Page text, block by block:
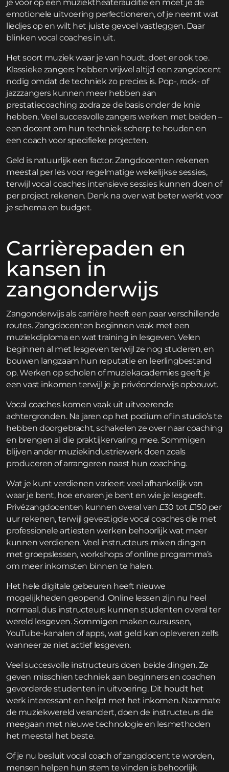
je voor op een muziektheaterauditie en moet je de
emotionele uitvoering perfectioneren, of je neemt wat
liedjes op en wilt het juiste gevoel vastleggen. Daar
blinken vocal coaches in uit.
Het soort muziek waar je van houdt, doet er ook toe.
Klassieke zangers hebben vrijwel altijd een zangdocent
nodig omdat de techniek zo precies is. Pop-, rock- of
jazzzangers kunnen meer hebben aan
prestatiecoaching zodra ze de basis onder de knie
hebben. Veel succesvolle zangers werken met beiden –
een docent om hun techniek scherp te houden en
een coach voor specifieke projecten.
Geld is natuurlijk een factor. Zangdocenten rekenen
meestal per les voor regelmatige wekelijkse sessies,
terwijl vocal coaches intensieve sessies kunnen doen of
per project rekenen. Denk na over wat beter werkt voor
je schema en budget.
Carrièrepaden en
kansen in
zangonderwijs
Zangonderwijs als carrière heeft een paar verschillende
routes. Zangdocenten beginnen vaak met een
muziekdiploma en wat training in lesgeven. Velen
beginnen al met lesgeven terwijl ze nog studeren, en
bouwen langzaam hun reputatie en leerlingbestand
op. Werken op scholen of muziekacademies geeft je
een vast inkomen terwijl je je privéonderwijs opbouwt.
Vocal coaches komen vaak uit uitvoerende
achtergronden. Na jaren op het podium of in studio’s te
hebben doorgebracht, schakelen ze over naar coaching
en brengen al die praktijkervaring mee. Sommigen
blijven ander muziekindustriewerk doen zoals
produceren of arrangeren naast hun coaching.
Wat je kunt verdienen varieert veel afhankelijk van
waar je bent, hoe ervaren je bent en wie je lesgeeft.
Privézangdocenten kunnen overal van £30 tot £150 per
uur rekenen, terwijl gevestigde vocal coaches die met
professionele artiesten werken behoorlijk wat meer
kunnen verdienen. Veel instructeurs mixen dingen
met groepslessen, workshops of online programma’s
om meer inkomsten binnen te halen.
Het hele digitale gebeuren heeft nieuwe
mogelijkheden geopend. Online lessen zijn nu heel
normaal, dus instructeurs kunnen studenten overal ter
wereld lesgeven. Sommigen maken cursussen,
YouTube-kanalen of apps, wat geld kan opleveren zelfs
wanneer ze niet actief lesgeven.
Veel succesvolle instructeurs doen beide dingen. Ze
geven misschien techniek aan beginners en coachen
gevorderde studenten in uitvoering. Dit houdt het
werk interessant en helpt met het inkomen. Naarmate
de muziekwereld verandert, doen de instructeurs die
meegaan met nieuwe technologie en lesmethoden
het meestal het beste.
Of je nu besluit vocal coach of zangdocent te worden,
mensen helpen hun stem te vinden is behoorlijk